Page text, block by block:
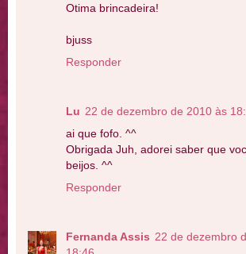
Otima brincadeira!
bjuss
Responder
Lu 22 de dezembro de 2010 às
ai que fofo. ^^
Obrigada Juh, adorei saber que
beijos. ^^
Responder
Fernanda Assis 22 de dezembro